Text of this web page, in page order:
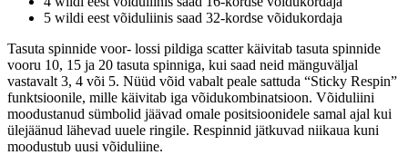
5 wildi eest võiduliinis saad 32-kordse võidukordaja
Tasuta spinnide voor- lossi pildiga scatter käivitab tasuta spinnide
vooru 10, 15 ja 20 tasuta spinniga, kui saad neid mänguväljal
vastavalt 3, 4 või 5. Nüüd võid vabalt peale sattuda “Sticky Respin”
funktsioonile, mille käivitab iga võidukombinatsioon. Võiduliini
moodustanud sümbolid jäävad omale positsioonidele samal ajal kui
ülejäänud lähevad uuele ringile. Respinnid jätkuvad niikaua kuni
moodustub uusi võiduliine.